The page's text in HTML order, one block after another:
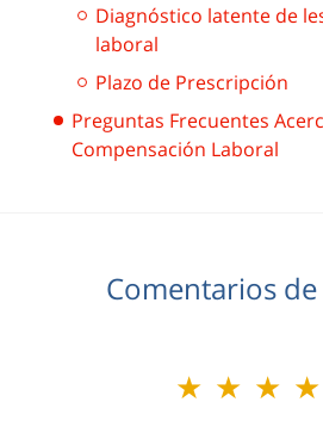
Diagnóstico latente de
laboral
Plazo de Prescripción
Preguntas Frecuentes
Compensación Laboral
Comentarios